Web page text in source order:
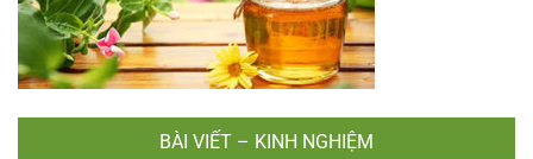
BÀI VIẾT – KINH NGHIỆM